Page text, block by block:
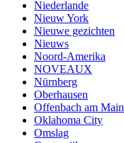
Niederlande
Nieuw York
Nieuwe gezichten
Nieuws
Noord-Amerika
NOVEAUX
Nürnberg
Oberhausen
Offenbach am Main
Oklahoma City
Omslag